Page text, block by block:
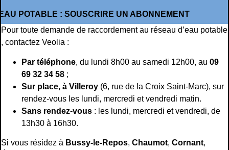
POTABLE : SOUSCRIRE UN ABONNEMENT
Pour toute demande de raccordement au réseau d’eau potable
, contactez Veolia :
Par téléphone, du lundi 8h00 au samedi 12h00, au 09
69 32 34 58 ;
Sur place, à Villeroy (6, rue de la Croix Saint-Marc), sur
rendez-vous les lundi, mercredi et vendredi matin.
Sans rendez-vous : les lundi, mercredi et vendredi, de
13h30 à 16h30.
Si vous résidez à Bussy-le-Repos, Chaumot, Cornant,